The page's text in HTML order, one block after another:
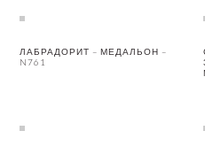
ЛАБРАДОРИТ – МЕДАЛЬОН –
N761